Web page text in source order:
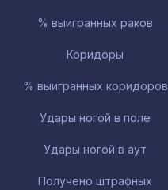
% выигранных раков
Коридоры
% выигранных коридоров
Удары ногой в поле
Удары ногой в аут
Получено штрафных